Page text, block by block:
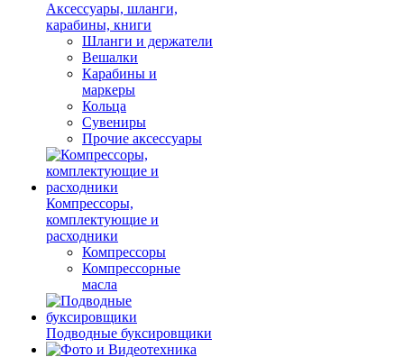
Аксессуары, шланги,
карабины, книги
Шланги и держатели
Вешалки
Карабины и
маркеры
Кольца
Сувениры
Прочие аксессуары
Компрессоры,
комплектующие и
расходники
Компрессоры
Компрессорные
масла
Подводные буксировщики